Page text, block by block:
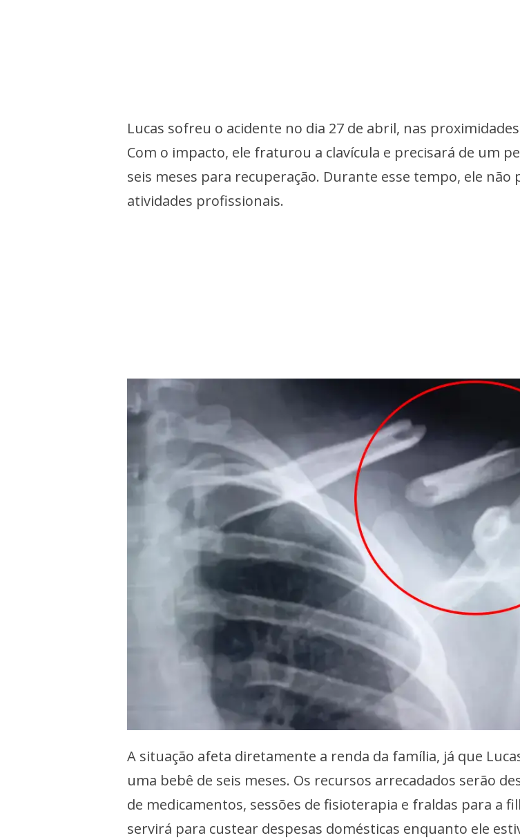
Lucas sofreu o acidente no dia 27 de abril, nas
Com o impacto, ele fraturou a clavícula e precisará de um
seis meses para recuperação. Durante esse tempo, ele não
atividades profissionais.
A situação afeta diretamente a renda da família, já que
uma bebê de seis meses. Os recursos arrecadados serão
de medicamentos, sessões de fisioterapia e fraldas para a
servirá para custear despesas domésticas enquanto ele